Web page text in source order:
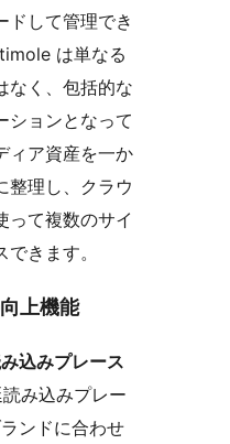
ドして管理でき
は単なる
なく、包括的な
ションとなって
ィア資産を一か
整理し、クラウ
って複数のサイ
きます。
上機能
込みプレース
み込みプレー
ンドに合わせ